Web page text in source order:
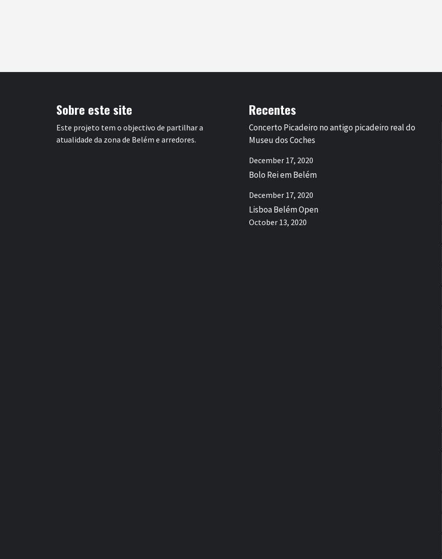
Sobre este site
Este projeto tem o objectivo de partilhar a
atualidade da zona de Belém e arredores.
Recentes
Concerto Picadeiro no antigo picadeiro real do
Museu dos Coches
December 17, 2020
Bolo Rei em Belém
December 17, 2020
Lisboa Belém Open
October 13, 2020